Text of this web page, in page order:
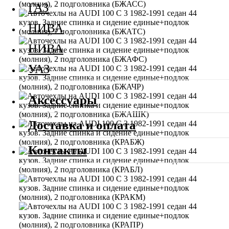
ГАЗ
НИВА
НИВА
УАЗ
Аксессуары
Доставка и оплата
Контакты